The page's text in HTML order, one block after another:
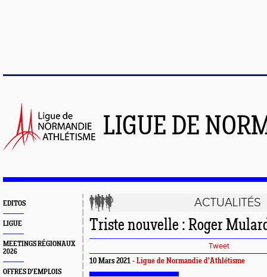
LIGUE DE
EDITOS
LIGUE
MEETINGS RÉGIONAUX
2026
OFFRES D'EMPLOIS
ACTUALITÉS
Triste nouvelle : Roger
Tweet
10 Mars 2021 - Ligue de Normandie d'Athlétisme